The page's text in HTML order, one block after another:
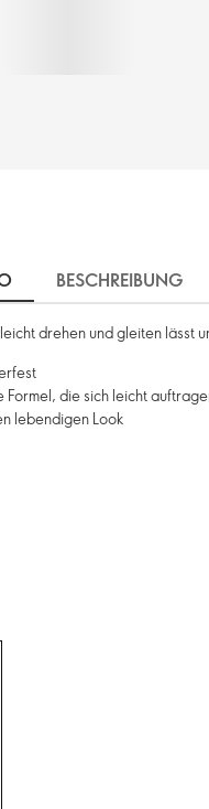
BESCHREIBUNG
drehen und gleiten
die sich leicht
lebendigen Look